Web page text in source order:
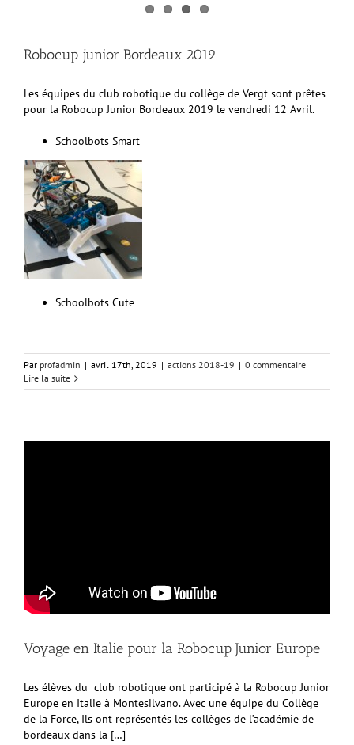
Robocup junior Bordeaux 2019
Les équipes du club robotique du collège de Vergt sont prêtes
pour la Robocup Junior Bordeaux 2019 le vendredi 12 Avril.
Schoolbots Smart
Schoolbots Cute
Par profadmin | avril 17th, 2019 | actions 2018-19 | 0 commentaire
Lire la suite
Voyage en Italie pour la Robocup Junior Europe
Les élèves du club robotique ont participé à la Robocup Junior
Europe en Italie à Montesilvano. Avec une équipe du Collège
de la Force, Ils ont représentés les collèges de l’académie de
bordeaux dans la […]